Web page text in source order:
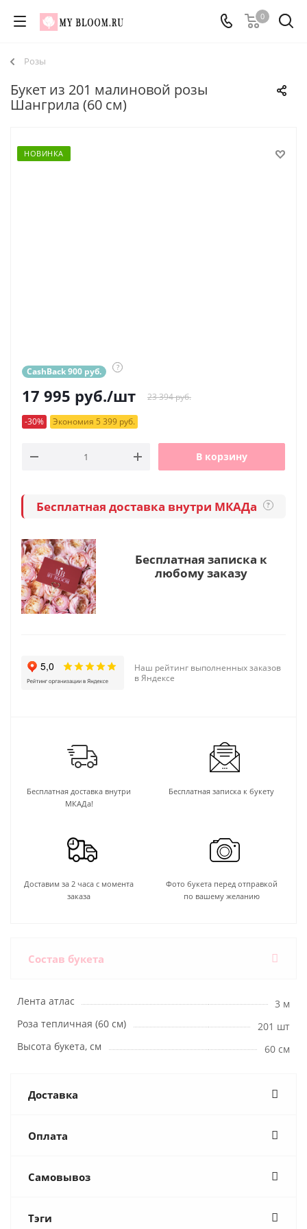
0
Розы
Букет из 201 малиновой розы
Шангрила (60 см)
НОВИНКА
CashBack 900 руб. ?
17 995 руб./шт 23 394 руб.
-30% Экономия 5 399 руб.
В корзину
Бесплатная доставка внутри МКАДа ?
Бесплатная записка к
любому заказу
Наш рейтинг выполненных заказов
в Яндексе
Бесплатная доставка внутри
МКАДа!
Бесплатная записка к букету
Доставим за 2 часа с момента
заказа
Фото букета перед отправкой
по вашему желанию
Состав букета
Лента атлас
3 м
Роза тепличная (60 см)
201 шт
Высота букета, см
60 см
Доставка
Оплата
Самовывоз
Тэги